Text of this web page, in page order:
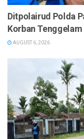
Ditpolairud Polda
Korban
AUGUST 6, 2026